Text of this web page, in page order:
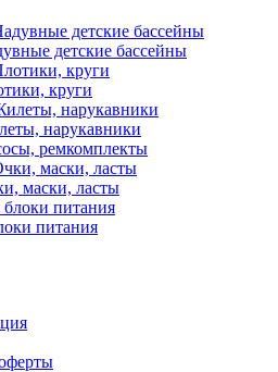
детские бассейны
круги
нарукавники
ремкомплекты
маски, ласты
питания